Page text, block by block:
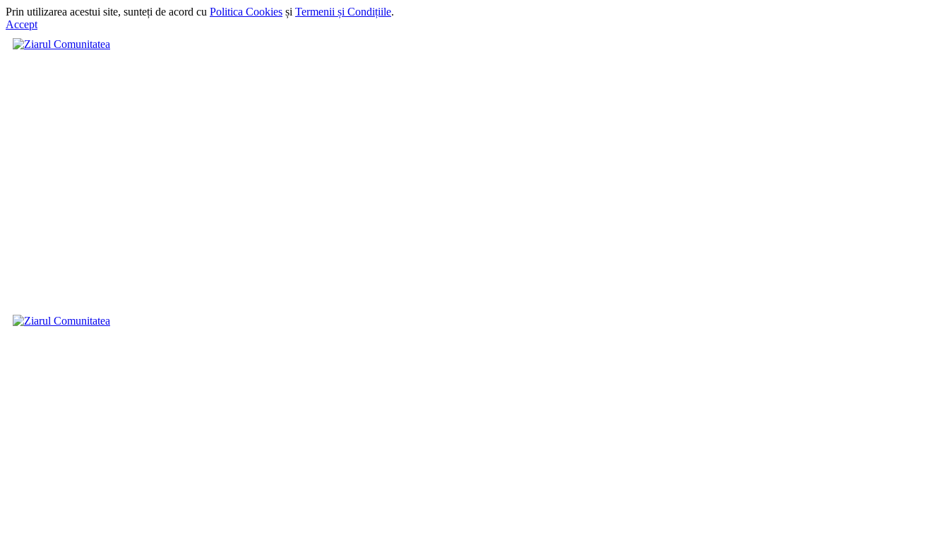
Prin utilizarea acestui site, sunteți de acord cu Politica Cookies și Termenii și Condițiile.
Accept